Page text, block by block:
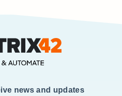
news and updates